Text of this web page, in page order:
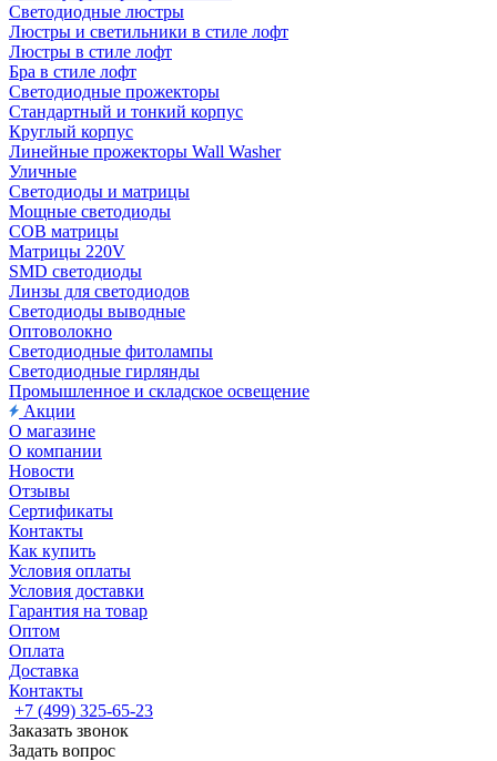
Светодиодные люстры
Люстры и светильники в стиле лофт
Люстры в стиле лофт
Бра в стиле лофт
Светодиодные прожекторы
Стандартный и тонкий корпус
Круглый корпус
Линейные прожекторы Wall Washer
Уличные
Светодиоды и матрицы
Мощные светодиоды
COB матрицы
Матрицы 220V
SMD светодиоды
Линзы для светодиодов
Светодиоды выводные
Оптоволокно
Светодиодные фитолампы
Светодиодные гирлянды
Промышленное и складское освещение
Акции
О магазине
О компании
Новости
Отзывы
Сертификаты
Контакты
Как купить
Условия оплаты
Условия доставки
Гарантия на товар
Оптом
Оплата
Доставка
Контакты
+7 (499) 325-65-23
Заказать звонок
Задать вопрос